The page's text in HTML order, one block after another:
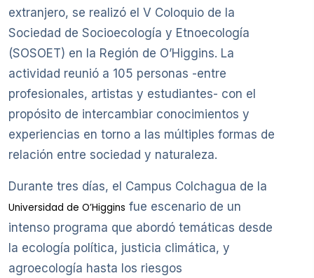
extranjero, se realizó el V Coloquio de la
Sociedad de Socioecología y Etnoecología
(SOSOET) en la Región de O’Higgins. La
actividad reunió a 105 personas -entre
profesionales, artistas y estudiantes- con el
propósito de intercambiar conocimientos y
experiencias en torno a las múltiples formas de
relación entre sociedad y naturaleza.
Durante tres días, el Campus Colchagua de la
Universidad de O’Higgins fue escenario de un
intenso programa que abordó temáticas desde
la ecología política, justicia climática, y
agroecología hasta los riesgos